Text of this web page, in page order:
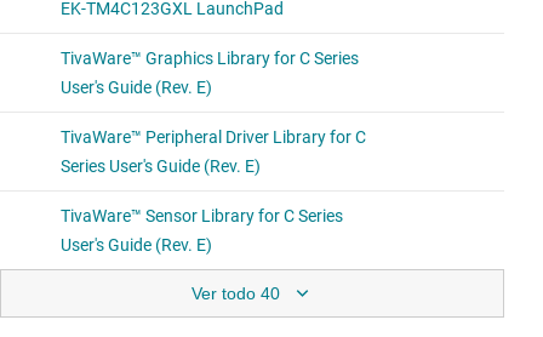
Ver todo 40